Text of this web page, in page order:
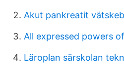
Akut pankreatit
All expressed powers
Läroplan särskolan